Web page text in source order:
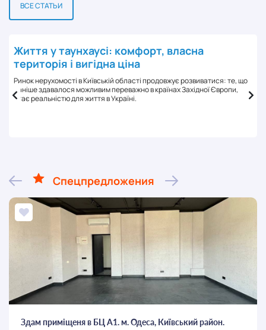
ВСЕ СТАТЬИ
Життя у таунхаусі: комфорт, власна
територія і вигідна ціна
Ринок нерухомості в Київській області продовжує розвиватися: те, що
раніше здавалося можливим переважно в країнах Західної Європи,
стає реальністю для життя в Україні.
Спецпредложения
Здам приміщеня в БЦ А1. м. Одеса, Київський район.